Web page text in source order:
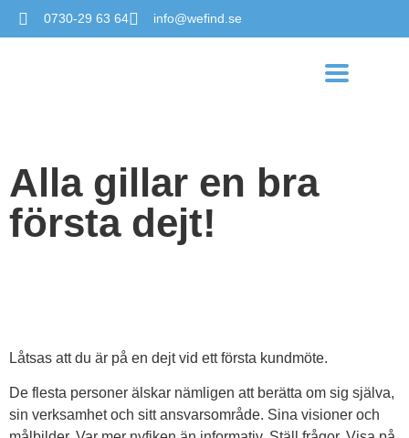
0730-29 63 64 info@wefind.se
Alla gillar en bra
första dejt!
Låtsas att du är på en dejt vid ett första kundmöte.
De flesta personer älskar nämligen att berätta om sig själva,
sin verksamhet och sitt ansvarsområde. Sina visioner och